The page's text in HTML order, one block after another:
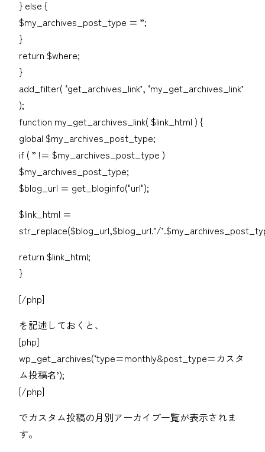
} else {
$my_archives_post_type = ”;
}
return $where;
}
add_filter( ‘get_archives_link’, ‘my_get_archives_link’
);
function my_get_archives_link( $link_html ) {
global $my_archives_post_type;
if ( ” != $my_archives_post_type )
$my_archives_post_type;
$blog_url = get_bloginfo("url");
$link_html =
str_replace($blog_url,$blog_url.’/
return $link_html;
}
[/php]
を記述しておくと、
[php]
wp_get_archives(‘type=monthly&post_type=カスタ
ム投稿名’);
[/php]
でカスタム投稿の月別アーカイブ一覧が表示されま
す。